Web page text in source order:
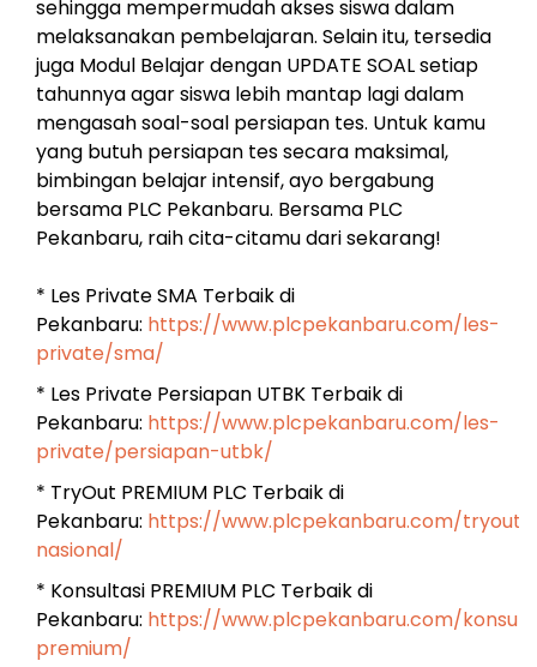
sehingga mempermudah akses siswa dalam
melaksanakan pembelajaran. Selain itu, tersedia
juga Modul Belajar dengan UPDATE SOAL setiap
tahunnya agar siswa lebih mantap lagi dalam
mengasah soal-soal persiapan tes. Untuk kamu
yang butuh persiapan tes secara maksimal,
bimbingan belajar intensif, ayo bergabung
bersama PLC Pekanbaru. Bersama PLC
Pekanbaru, raih cita-citamu dari sekarang!
* Les Private SMA Terbaik di
Pekanbaru: https://www.plcpekanbaru.com/les-
private/sma/
* Les Private Persiapan UTBK Terbaik di
Pekanbaru: https://www.plcpekanbaru.com/les-
private/persiapan-utbk/
* TryOut PREMIUM PLC Terbaik di
Pekanbaru: https://www.plcpekanbaru.com/tryout-
nasional/
* Konsultasi PREMIUM PLC Terbaik di
Pekanbaru: https://www.plcpekanbaru.com/
premium/